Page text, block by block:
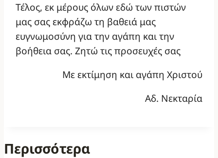
Τέλος, εκ μέρους όλων εδώ των πιστών
μας σας εκφράζω τη βαθειά μας
ευγνωμοσύνη για την αγάπη και την
βοήθεια σας. Ζητώ τις προσευχές σας
Με εκτίμηση και αγάπη Χριστού
Αδ. Νεκταρία
Περισσότερα